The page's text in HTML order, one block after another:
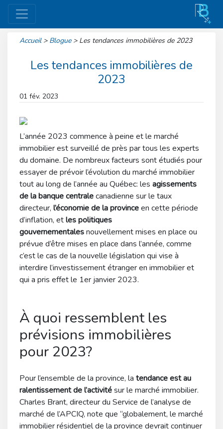
Accueil > Blogue > Les tendances immobilières de 2023
Les tendances immobilières de
2023
01 fév. 2023
L’année 2023 commence à peine et le marché
immobilier est surveillé de près par tous les experts
du domaine. De nombreux facteurs sont étudiés pour
essayer de prévoir l’évolution du marché immobilier
tout au long de l’année au Québec: les agissements
de la banque centralecanadienne sur le taux
directeur, l’économie de la provinceen cette période
d’inflation, etles politiques
gouvernementalesnouvellement mises en place ou
prévue d’être mises en place dans l’année, comme
c’est le cas de la nouvelle législation qui vise à
interdire l’investissement étranger en immobilier et
qui a pris effet le 1er janvier 2023.
À quoi ressemblent les
prévisions immobilières
pour 2023?
Pour l’ensemble de la province, la tendance est au
ralentissement de l’activitésur le marché immobilier.
Charles Brant, directeur du Service de l’analyse de
marché de l’APCIQ, note que “globalement, le marché
immobilier résidentiel de la province devrait continuer